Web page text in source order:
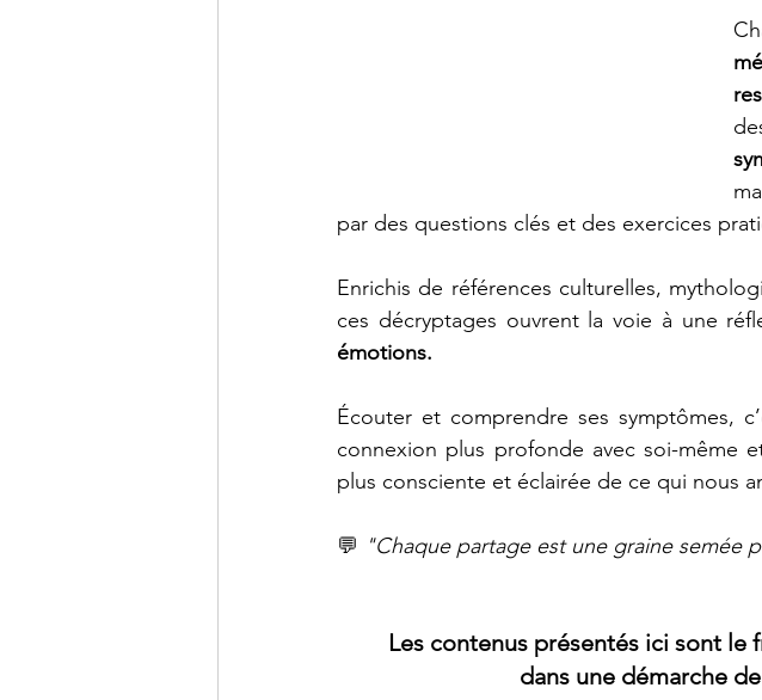
par des questions clés et des exercices
Enrichis de références culturelles,
ces décryptages ouvrent la voie à une
émotions.
Écouter et comprendre ses symptômes,
connexion plus profonde avec soi-même
plus consciente et éclairée de ce qui nous
💬 "Chaque partage est une graine semée
Les contenus présentés ici sont le
dans une démarche